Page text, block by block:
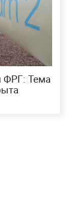
ФРГ: Тема